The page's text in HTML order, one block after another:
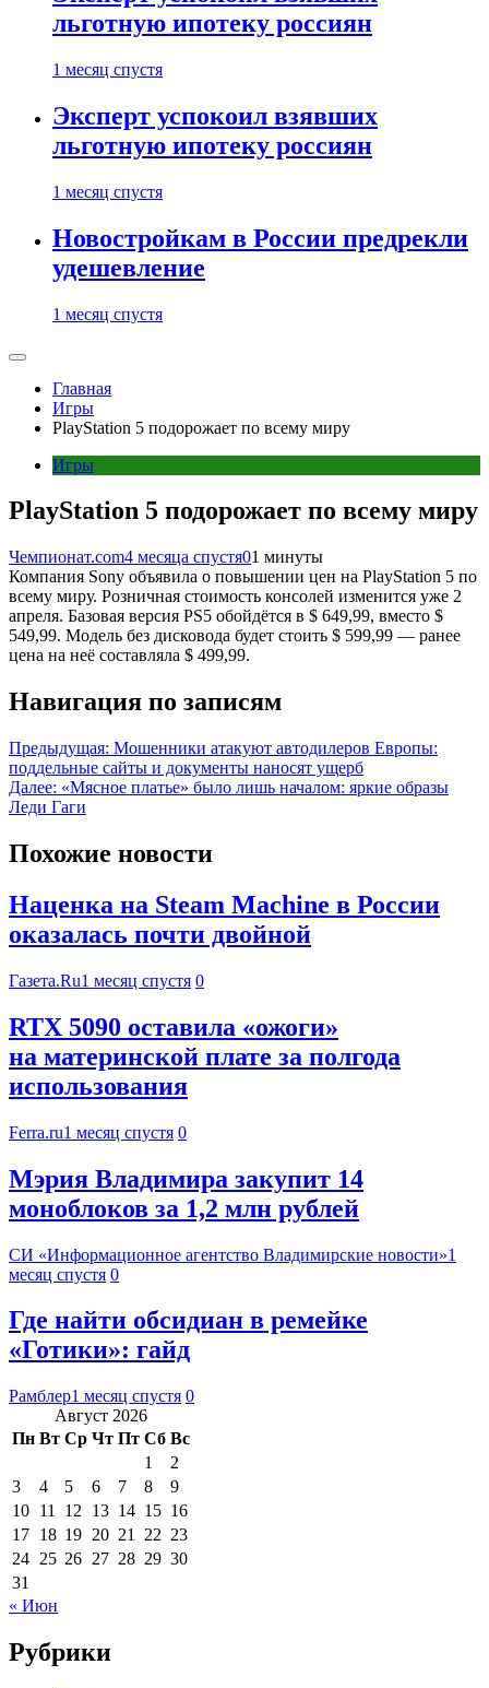
льготную ипотеку россиян
1 месяц спустя
Эксперт успокоил взявших
льготную ипотеку россиян
1 месяц спустя
Новостройкам в России предрекли
удешевление
1 месяц спустя
Главная
Игры
PlayStation 5 подорожает по всему миру
Игры
PlayStation 5 подорожает по всему миру
Чемпионат.com4 месяца спустя01 минуты
Компания Sony объявила о повышении цен на PlayStation 5 по
всему миру. Розничная стоимость консолей изменится уже 2
апреля. Базовая версия PS5 обойдётся в $ 649,99, вместо $
549,99. Модель без дисковода будет стоить $ 599,99 — ранее
цена на неё составляла $ 499,99.
Навигация по записям
Предыдущая: Мошенники атакуют автодилеров Европы:
поддельные сайты и документы наносят ущерб
Далее: «Мясное платье» было лишь началом: яркие образы
Леди Гаги
Похожие новости
Наценка на Steam Machine в России
оказалась почти двойной
Газета.Ru1 месяц спустя 0
RTX 5090 оставила «ожоги»
на материнской плате за полгода
использования
Ferra.ru1 месяц спустя 0
Мэрия Владимира закупит 14
моноблоков за 1,2 млн рублей
СИ «Информационное агентство Владимирские новости»1
месяц спустя 0
Где найти обсидиан в ремейке
«Готики»: гайд
Рамблер1 месяц спустя 0
Август 2026
Пн Вт Ср Чт Пт Сб Вс
1
2
3
4 5 6 7 8
9
10 11 12 13 14 15 16
17 18 19 20 21 22 23
24 25 26 27 28 29 30
31
« Июн
Рубрики